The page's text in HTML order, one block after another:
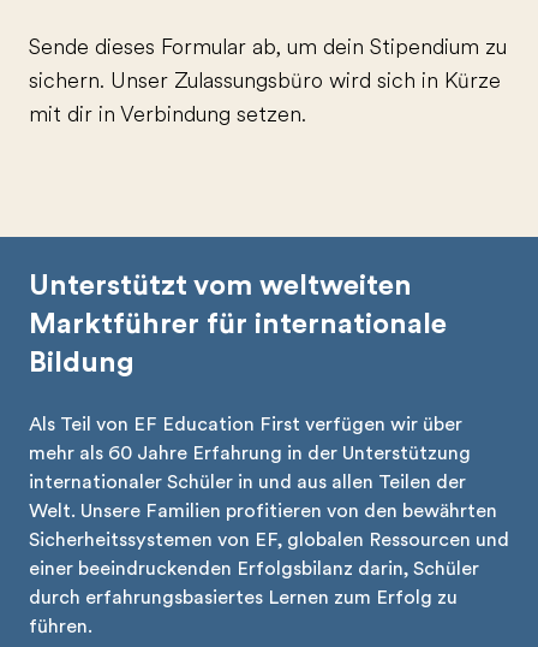
Sende dieses Formular ab, um dein Stipendium zu
sichern. Unser Zulassungsbüro wird sich in Kürze
mit dir in Verbindung setzen.
Unterstützt vom weltweiten
Marktführer für internationale
Bildung
Als Teil von EF Education First verfügen wir über
mehr als 60 Jahre Erfahrung in der Unterstützung
internationaler Schüler in und aus allen Teilen der
Welt. Unsere Familien profitieren von den bewährten
Sicherheitssystemen von EF, globalen Ressourcen und
einer beeindruckenden Erfolgsbilanz darin, Schüler
durch erfahrungsbasiertes Lernen zum Erfolg zu
führen.